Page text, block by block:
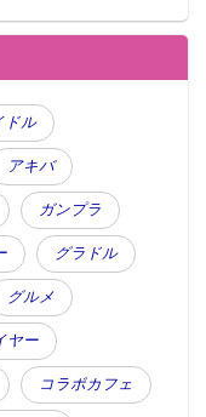
ドル
アキバ
ガンプラ
グラドル
グルメ
ヤー
コラボカフェ